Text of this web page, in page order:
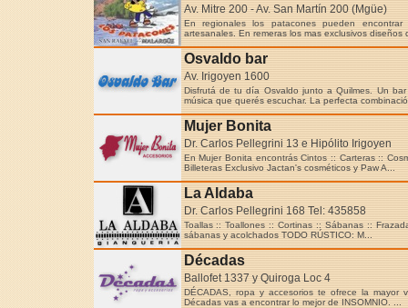
Av. Mitre 200 - Av. San Martín 200 (Mgüe)
En regionales los patacones pueden
artesanales. En remeras los mas exclusivos diseños
Osvaldo bar
Av. Irigoyen 1600
Disfrutá de tu día Osvaldo junto a Quilmes. Un
música que querés escuchar. La perfecta
Mujer Bonita
Dr. Carlos Pellegrini 13 e Hipólito Irigoyen
En Mujer Bonita encontrás Cintos :: Carteras ::
Billeteras Exclusivo Jactan's cosméticos y Paw A...
La Aldaba
Dr. Carlos Pellegrini 168 Tel: 435858
Toallas :: Toallones :: Cortinas :: Sábanas ::
sábanas y acolchados TODO RÚSTICO: M...
Décadas
Ballofet 1337 y Quiroga Loc 4
DÉCADAS, ropa y accesorios te ofrece la
Décadas vas a encontrar lo mejor de INSOMNIO. ...